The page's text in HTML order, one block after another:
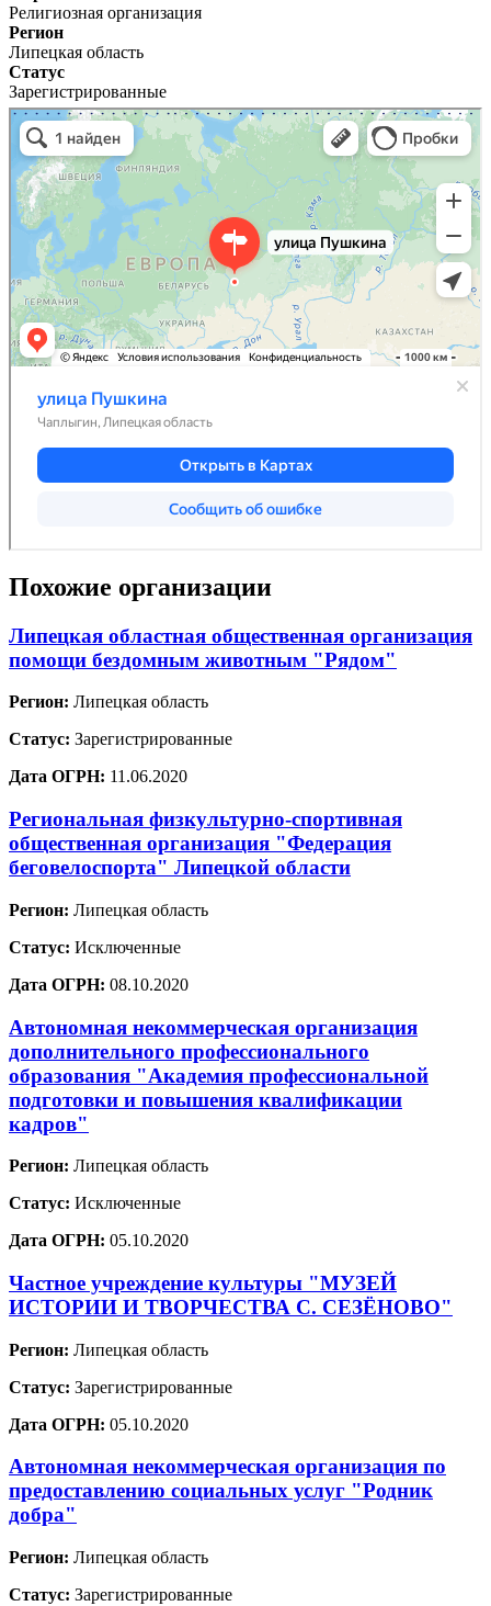
Религиозная организация
Регион
Липецкая область
Статус
Зарегистрированные
Похожие организации
Липецкая областная общественная организация
помощи бездомным животным "Рядом"
Регион: Липецкая область
Статус: Зарегистрированные
Дата ОГРН: 11.06.2020
Региональная физкультурно-спортивная
общественная организация "Федерация
беговелоспорта" Липецкой области
Регион: Липецкая область
Статус: Исключенные
Дата ОГРН: 08.10.2020
Автономная некоммерческая организация
дополнительного профессионального
образования "Академия профессиональной
подготовки и повышения квалификации
кадров"
Регион: Липецкая область
Статус: Исключенные
Дата ОГРН: 05.10.2020
Частное учреждение культуры "МУЗЕЙ
ИСТОРИИ И ТВОРЧЕСТВА С. СЕЗЁНОВО"
Регион: Липецкая область
Статус: Зарегистрированные
Дата ОГРН: 05.10.2020
Автономная некоммерческая организация по
предоставлению социальных услуг "Родник
добра"
Регион: Липецкая область
Статус: Зарегистрированные